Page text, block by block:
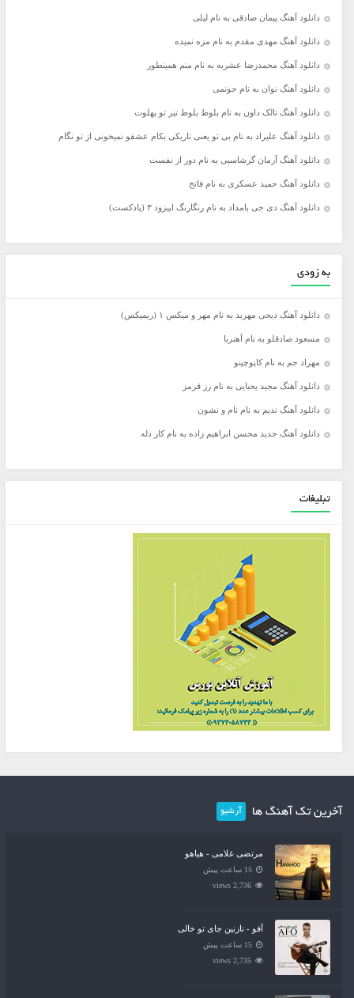
دانلود آهنگ پیمان صادقی به نام لیلی
دانلود آهنگ مهدی مقدم به نام مزه نمیده
دانلود آهنگ محمدرضا عشریه به نام منم همینطور
دانلود آهنگ نوان به نام جونمی
دانلود آهنگ تالک داون به نام بلوط بلوط تیر تو پهلوت
دانلود آهنگ علیراد به نام بی تو یعنی تاریکی بکام عشقو نمیخونی از تو نگام
دانلود آهنگ آرمان گرشاسبی به نام دور از نفست
دانلود آهنگ حمید عسکری به نام فاتح
دانلود آهنگ دی جی بامداد به نام رنگارنگ اپیزود ۳ (پادکست)
به زودی
دانلود آهنگ دیجی مهربد به نام مهر و میکس ۱ (ریمیکس)
مسعود صادقلو به نام آهنربا
مهراد جم به نام کاپوچینو
دانلود آهنگ مجید یحیایی به نام رز قرمز
دانلود آهنگ ندیم به نام نام و نشون
دانلود آهنگ جدید محسن ابراهیم زاده به نام کار دله
تبلیغات
آخرین تک آهنگ ها آرشیو
مرتضی غلامی - هیاهو
15 ساعت پیش
2,736 views
آفو - نازنین جای تو خالی
15 ساعت پیش
2,735 views